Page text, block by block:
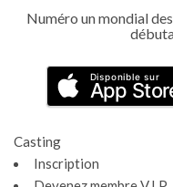
Numéro un mondial
Disponible sur
App
Casting
Inscription